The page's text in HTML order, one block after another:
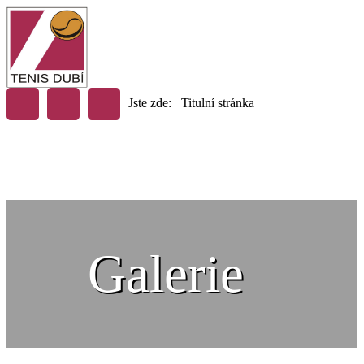
Jste zde: Titulní stránka
Galerie